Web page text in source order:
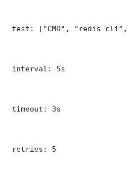
test: ["CMD", "redis-
interval: 5s
timeout: 3s
retries: 5